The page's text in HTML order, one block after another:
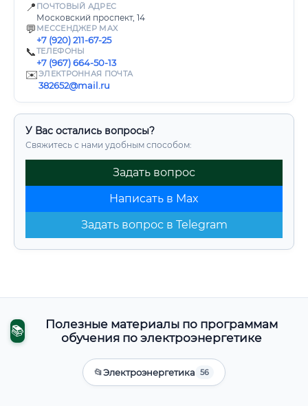
📍 ПОЧТОВЫЙ АДРЕС
Московский проспект, 14
💬 МЕССЕНДЖЕР MAX
+7 (920) 211-67-25
📞ТЕЛЕФОНЫ
+7 (967) 664-50-13
✉️ЭЛЕКТРОННАЯ ПОЧТА
382652@mail.ru
У Вас остались вопросы?
Свяжитесь с нами удобным способом:
Задать вопрос
Написать в Max
Задать вопрос в Telegram
📚
Полезные материалы по программам
обучения по электроэнергетике
📂Электроэнергетика 56